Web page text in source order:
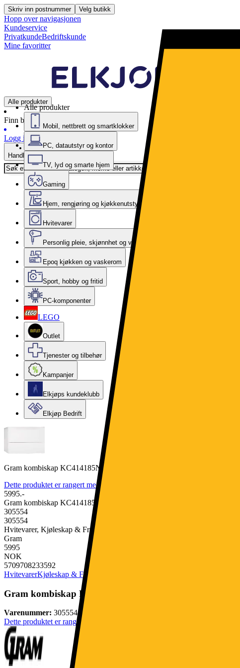
Skriv inn postnummer Velg butikk
Hopp over navigasjonen
Kundeservice
PrivatkundeBedriftskunde
Mine favoritter
Alle produkter
Finn butikk
Logg inn
Handlekurv
Alle produkter
Mobil, nettbrett og smartklokker
PC, datautstyr og kontor
TV, lyd og smarte hjem
Gaming
Hjem, rengjøring og kjøkkenutstyr
Hvitevarer
Personlig pleie, skjønnhet og velvære
Epoq kjøkken og vaskerom
Sport, hobby og fritid
PC-komponenter
LEGO
Outlet
Tjenester og tilbehør
Kampanjer
Elkjøps kundeklubb
Elkjøp Bedrift
Gram kombiskap KC414185N1 (hvit)
Dette produktet er rangert med 3.7 av 5 stjerner.
5995.-
Gram kombiskap KC414185N1 (hvit)
305554
305554
Hvitevarer, Kjøleskap & Frysere, Kombiskap
Gram
5995
NOK
5709708233592
HvitevarerKjøleskap & Frysere
Gram kombiskap KC414185N1 (hvit)
Varenummer: 305554
Dette produktet er rangert med 3.7 av 5 stjerner.